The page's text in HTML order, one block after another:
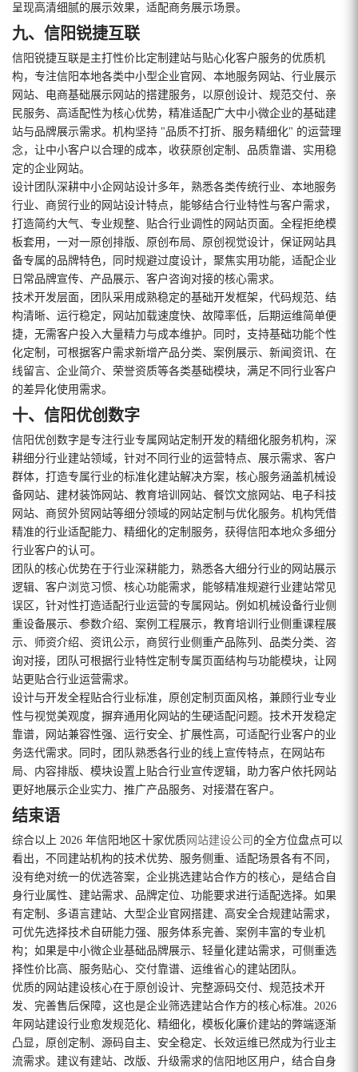
呈现高清细腻的展示效果，适配商务展示场景。
九、信阳锐捷互联
信阳锐捷互联是主打性价比定制建站与贴心化客户服务的优质机
构，专注信阳本地各类中小型企业官网、本地服务网站、行业展示
网站、电商基础展示网站的搭建服务，以原创设计、规范交付、亲
民服务、高适配性为核心优势，精准适配广大中小微企业的基础建
站与品牌展示需求。机构坚持 "品质不打折、服务精细化" 的运营理
念，让中小客户以合理的成本，收获原创定制、品质靠谱、实用稳
定的企业网站。
设计团队深耕中小企网站设计多年，熟悉各类传统行业、本地服务
行业、商贸行业的网站设计特点，能够结合行业特性与客户需求，
打造简约大气、专业规整、贴合行业调性的网站页面。全程拒绝模
板套用，一对一原创排版、原创布局、原创视觉设计，保证网站具
备专属的品牌特色，同时规避过度设计，聚焦实用功能，适配企业
日常品牌宣传、产品展示、客户咨询对接的核心需求。
技术开发层面，团队采用成熟稳定的基础开发框架，代码规范、结
构清晰、运行稳定，网站加载速度快、故障率低，后期运维简单便
捷，无需客户投入大量精力与成本维护。同时，支持基础功能个性
化定制，可根据客户需求新增产品分类、案例展示、新闻资讯、在
线留言、企业简介、荣誉资质等各类基础模块，满足不同行业客户
的差异化使用需求。
十、信阳优创数字
信阳优创数字是专注行业专属网站定制开发的精细化服务机构，深
耕细分行业建站领域，针对不同行业的运营特点、展示需求、客户
群体，打造专属行业的标准化建站解决方案，核心服务涵盖机械设
备网站、建材装饰网站、教育培训网站、餐饮文旅网站、电子科技
网站、商贸外贸网站等细分领域的网站定制与优化服务。机构凭借
精准的行业适配能力、精细化的定制服务，获得信阳本地众多细分
行业客户的认可。
团队的核心优势在于行业深耕能力，熟悉各大细分行业的网站展示
逻辑、客户浏览习惯、核心功能需求，能够精准规避行业建站常见
误区，针对性打造适配行业运营的专属网站。例如机械设备行业侧
重设备展示、参数介绍、案例工程展示，教育培训行业侧重课程展
示、师资介绍、资讯公示，商贸行业侧重产品陈列、品类分类、咨
询对接，团队可根据行业特性定制专属页面结构与功能模块，让网
站更贴合行业运营需求。
设计与开发全程贴合行业标准，原创定制页面风格，兼顾行业专业
性与视觉美观度，摒弃通用化网站的生硬适配问题。技术开发稳定
靠谱，网站兼容性强、运行安全、扩展性高，可适配行业客户的业
务迭代需求。同时，团队熟悉各行业的线上宣传特点，在网站布
局、内容排版、模块设置上贴合行业宣传逻辑，助力客户依托网站
更好地展示企业实力、推广产品服务、对接潜在客户。
结束语
综合以上 2026 年信阳地区十家优质网站建设公司 的全方位盘点可以
看出，不同建站机构的技术优势、服务侧重、适配场景各有不同，
没有绝对统一的优选答案，企业挑选建站合作方的核心，是结合自
身行业属性、建站需求、品牌定位、功能要求进行适配选择。如果
有定制、多语言建站、大型企业官网搭建、高安全合规建站需求，
可优先选择技术自研能力强、服务体系完善、案例丰富的专业机
构；如果是中小微企业基础品牌展示、轻量化建站需求，可侧重选
择性价比高、服务贴心、交付靠谱、运维省心的建站团队。
优质的网站建设核心在于原创设计、完整源码交付、规范技术开
发、完善售后保障，这也是企业筛选建站合作方的核心标准。2026
年网站建设行业愈发规范化、精细化，模板化廉价建站的弊端逐渐
凸显，原创定制、源码自主、安全稳定、长效运维已然成为行业主
流需求。建议有建站、改版、升级需求的信阳地区用户，结合自身